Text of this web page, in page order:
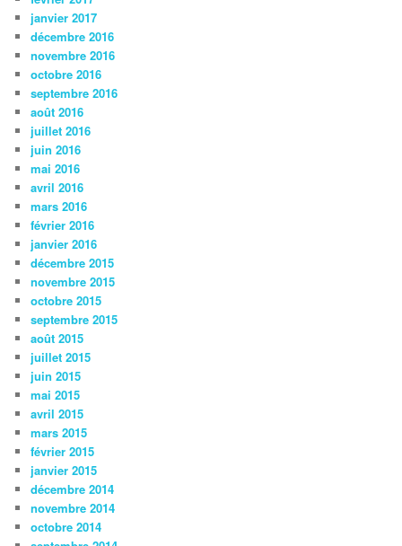
janvier 2017
décembre 2016
novembre 2016
octobre 2016
septembre 2016
août 2016
juillet 2016
juin 2016
mai 2016
avril 2016
mars 2016
février 2016
janvier 2016
décembre 2015
novembre 2015
octobre 2015
septembre 2015
août 2015
juillet 2015
juin 2015
mai 2015
avril 2015
mars 2015
février 2015
janvier 2015
décembre 2014
novembre 2014
octobre 2014